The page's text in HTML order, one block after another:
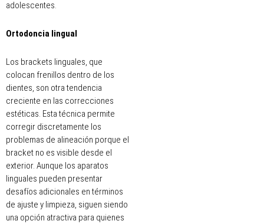
adolescentes.
Ortodoncia lingual
Los brackets linguales, que
colocan frenillos dentro de los
dientes, son otra tendencia
creciente en las correcciones
estéticas. Esta técnica permite
corregir discretamente los
problemas de alineación porque el
bracket no es visible desde el
exterior. Aunque los aparatos
linguales pueden presentar
desafíos adicionales en términos
de ajuste y limpieza, siguen siendo
una opción atractiva para quienes